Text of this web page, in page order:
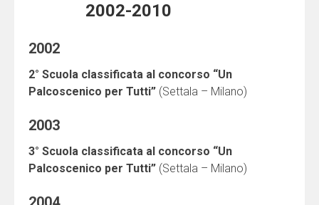
2002-2010
2002
2° Scuola classificata al concorso “Un
Palcoscenico per Tutti” (Settala – Milano)
2003
3° Scuola classificata al concorso “Un
Palcoscenico per Tutti” (Settala – Milano)